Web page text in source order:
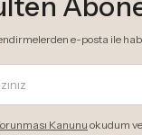
e-posta ile
Kanunuokudum